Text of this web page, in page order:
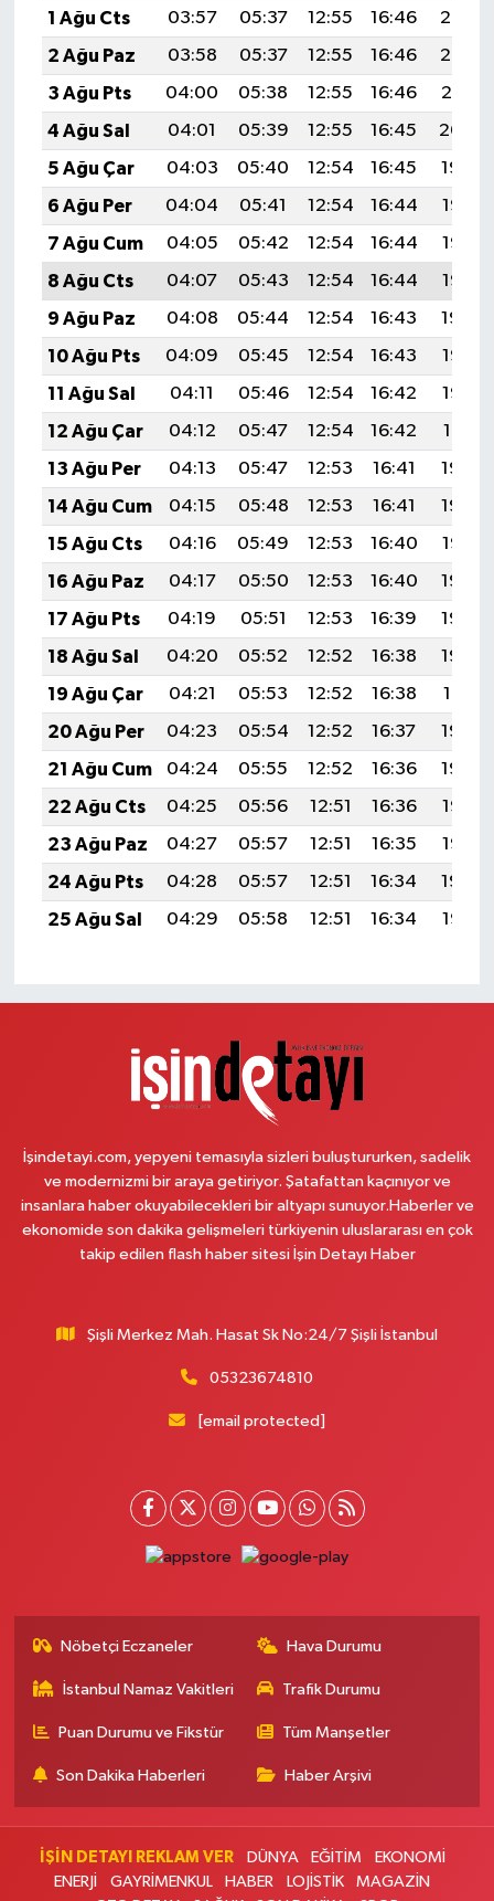
1 Ağu Cts
03:57 05:37 12:55 16:46
20:03
2 Ağu Paz
03:58 05:37 12:55 16:46
20:02
3 Ağu Pts
04:00 05:38 12:55 16:46
20:01
4 Ağu Sal
04:01 05:39 12:55 16:45
20:00
5 Ağu Çar
04:03 05:40 12:54 16:45
19:59
6 Ağu Per
04:04 05:41 12:54 16:44
19:58
7 Ağu Cum
04:05 05:42 12:54 16:44
19:57
8 Ağu Cts
04:07 05:43 12:54 16:44
19:55
9 Ağu Paz
04:08 05:44 12:54 16:43
19:54
10 Ağu Pts
04:09 05:45 12:54 16:43
19:53
11 Ağu Sal
04:11 05:46 12:54 16:42
19:52
12 Ağu Çar
04:12 05:47 12:54 16:42
19:51
13 Ağu Per
04:13 05:47 12:53 16:41
19:49
14 Ağu Cum
04:15 05:48 12:53 16:41
19:48
15 Ağu Cts
04:16 05:49 12:53 16:40
19:47
16 Ağu Paz
04:17 05:50 12:53 16:40
19:45
17 Ağu Pts
04:19 05:51 12:53 16:39
19:44
18 Ağu Sal
04:20 05:52 12:52 16:38
19:43
19 Ağu Çar
04:21 05:53 12:52 16:38
19:41
20 Ağu Per
04:23 05:54 12:52 16:37
19:40
21 Ağu Cum
04:24 05:55 12:52 16:36
19:39
22 Ağu Cts
04:25 05:56 12:51 16:36
19:37
23 Ağu Paz
04:27 05:57 12:51 16:35
19:36
24 Ağu Pts
04:28 05:57 12:51 16:34
19:34
25 Ağu Sal
04:29 05:58 12:51 16:34 19:33
İşindetayi.com, yepyeni temasıyla sizleri buluştururken, sadelik
ve modernizmi bir araya getiriyor. Şatafattan kaçınıyor ve
insanlara haber okuyabilecekleri bir altyapı sunuyor.Haberler ve
ekonomide son dakika gelişmeleri türkiyenin uluslararası en çok
takip edilen flash haber sitesi İşin Detayı Haber
Şişli Merkez Mah. Hasat Sk No:24/7 Şişli İstanbul
05323674810
[email protected]
Nöbetçi Eczaneler Hava Durumu
İstanbul Namaz Vakitleri Trafik Durumu
Puan Durumu ve Fikstür Tüm Manşetler
Son Dakika Haberleri Haber Arşivi
İŞİN DETAYI REKLAM VER DÜNYA EĞİTİM
EKONOMİ
ENERJİ
GAYRİMENKUL HABER LOJİSTİK
MAGAZİN